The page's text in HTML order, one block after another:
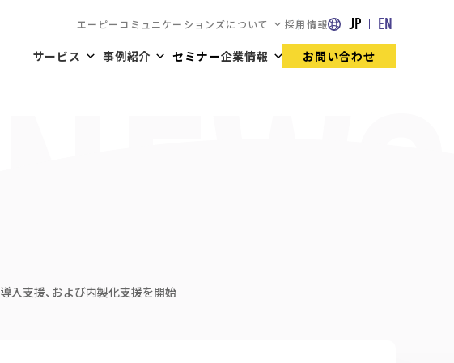
エーピーコミュニケーションズについて 採用情報 JP EN
サービス 事例紹介 セミナー企業情報 お問い合わせ
入支援、および内製化支援を開始